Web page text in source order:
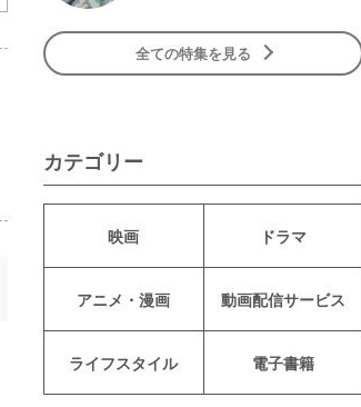
全ての特集を見る
カテゴリー
映画 ドラマ
アニメ・漫画 動画配信サービス
ライフスタイル 電子書籍